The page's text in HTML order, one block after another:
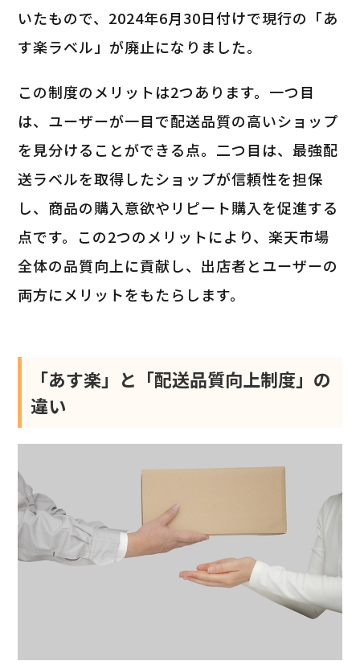
いたもので、2024年6月30日付けで現行の「あ
す楽ラベル」が廃止になりました。
この制度のメリットは2つあります。一つ目
は、ユーザーが一目で配送品質の高いショップ
を見分けることができる点。二つ目は、最強配
送ラベルを取得したショップが信頼性を担保
し、商品の購入意欲やリピート購入を促進する
点です。この2つのメリットにより、楽天市場
全体の品質向上に貢献し、出店者とユーザーの
両方にメリットをもたらします。
「あす楽」と「配送品質向上制度」の
違い